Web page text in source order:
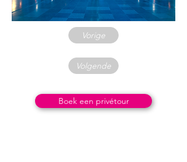
Vorige
Volgende
Boek een privétour